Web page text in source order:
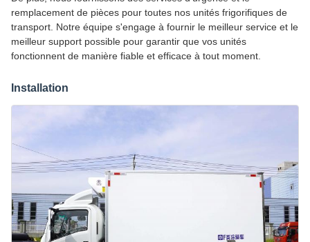
remplacement de pièces pour toutes nos unités frigorifiques de
transport. Notre équipe s'engage à fournir le meilleur service et le
meilleur support possible pour garantir que vos unités
fonctionnent de manière fiable et efficace à tout moment.
Installation